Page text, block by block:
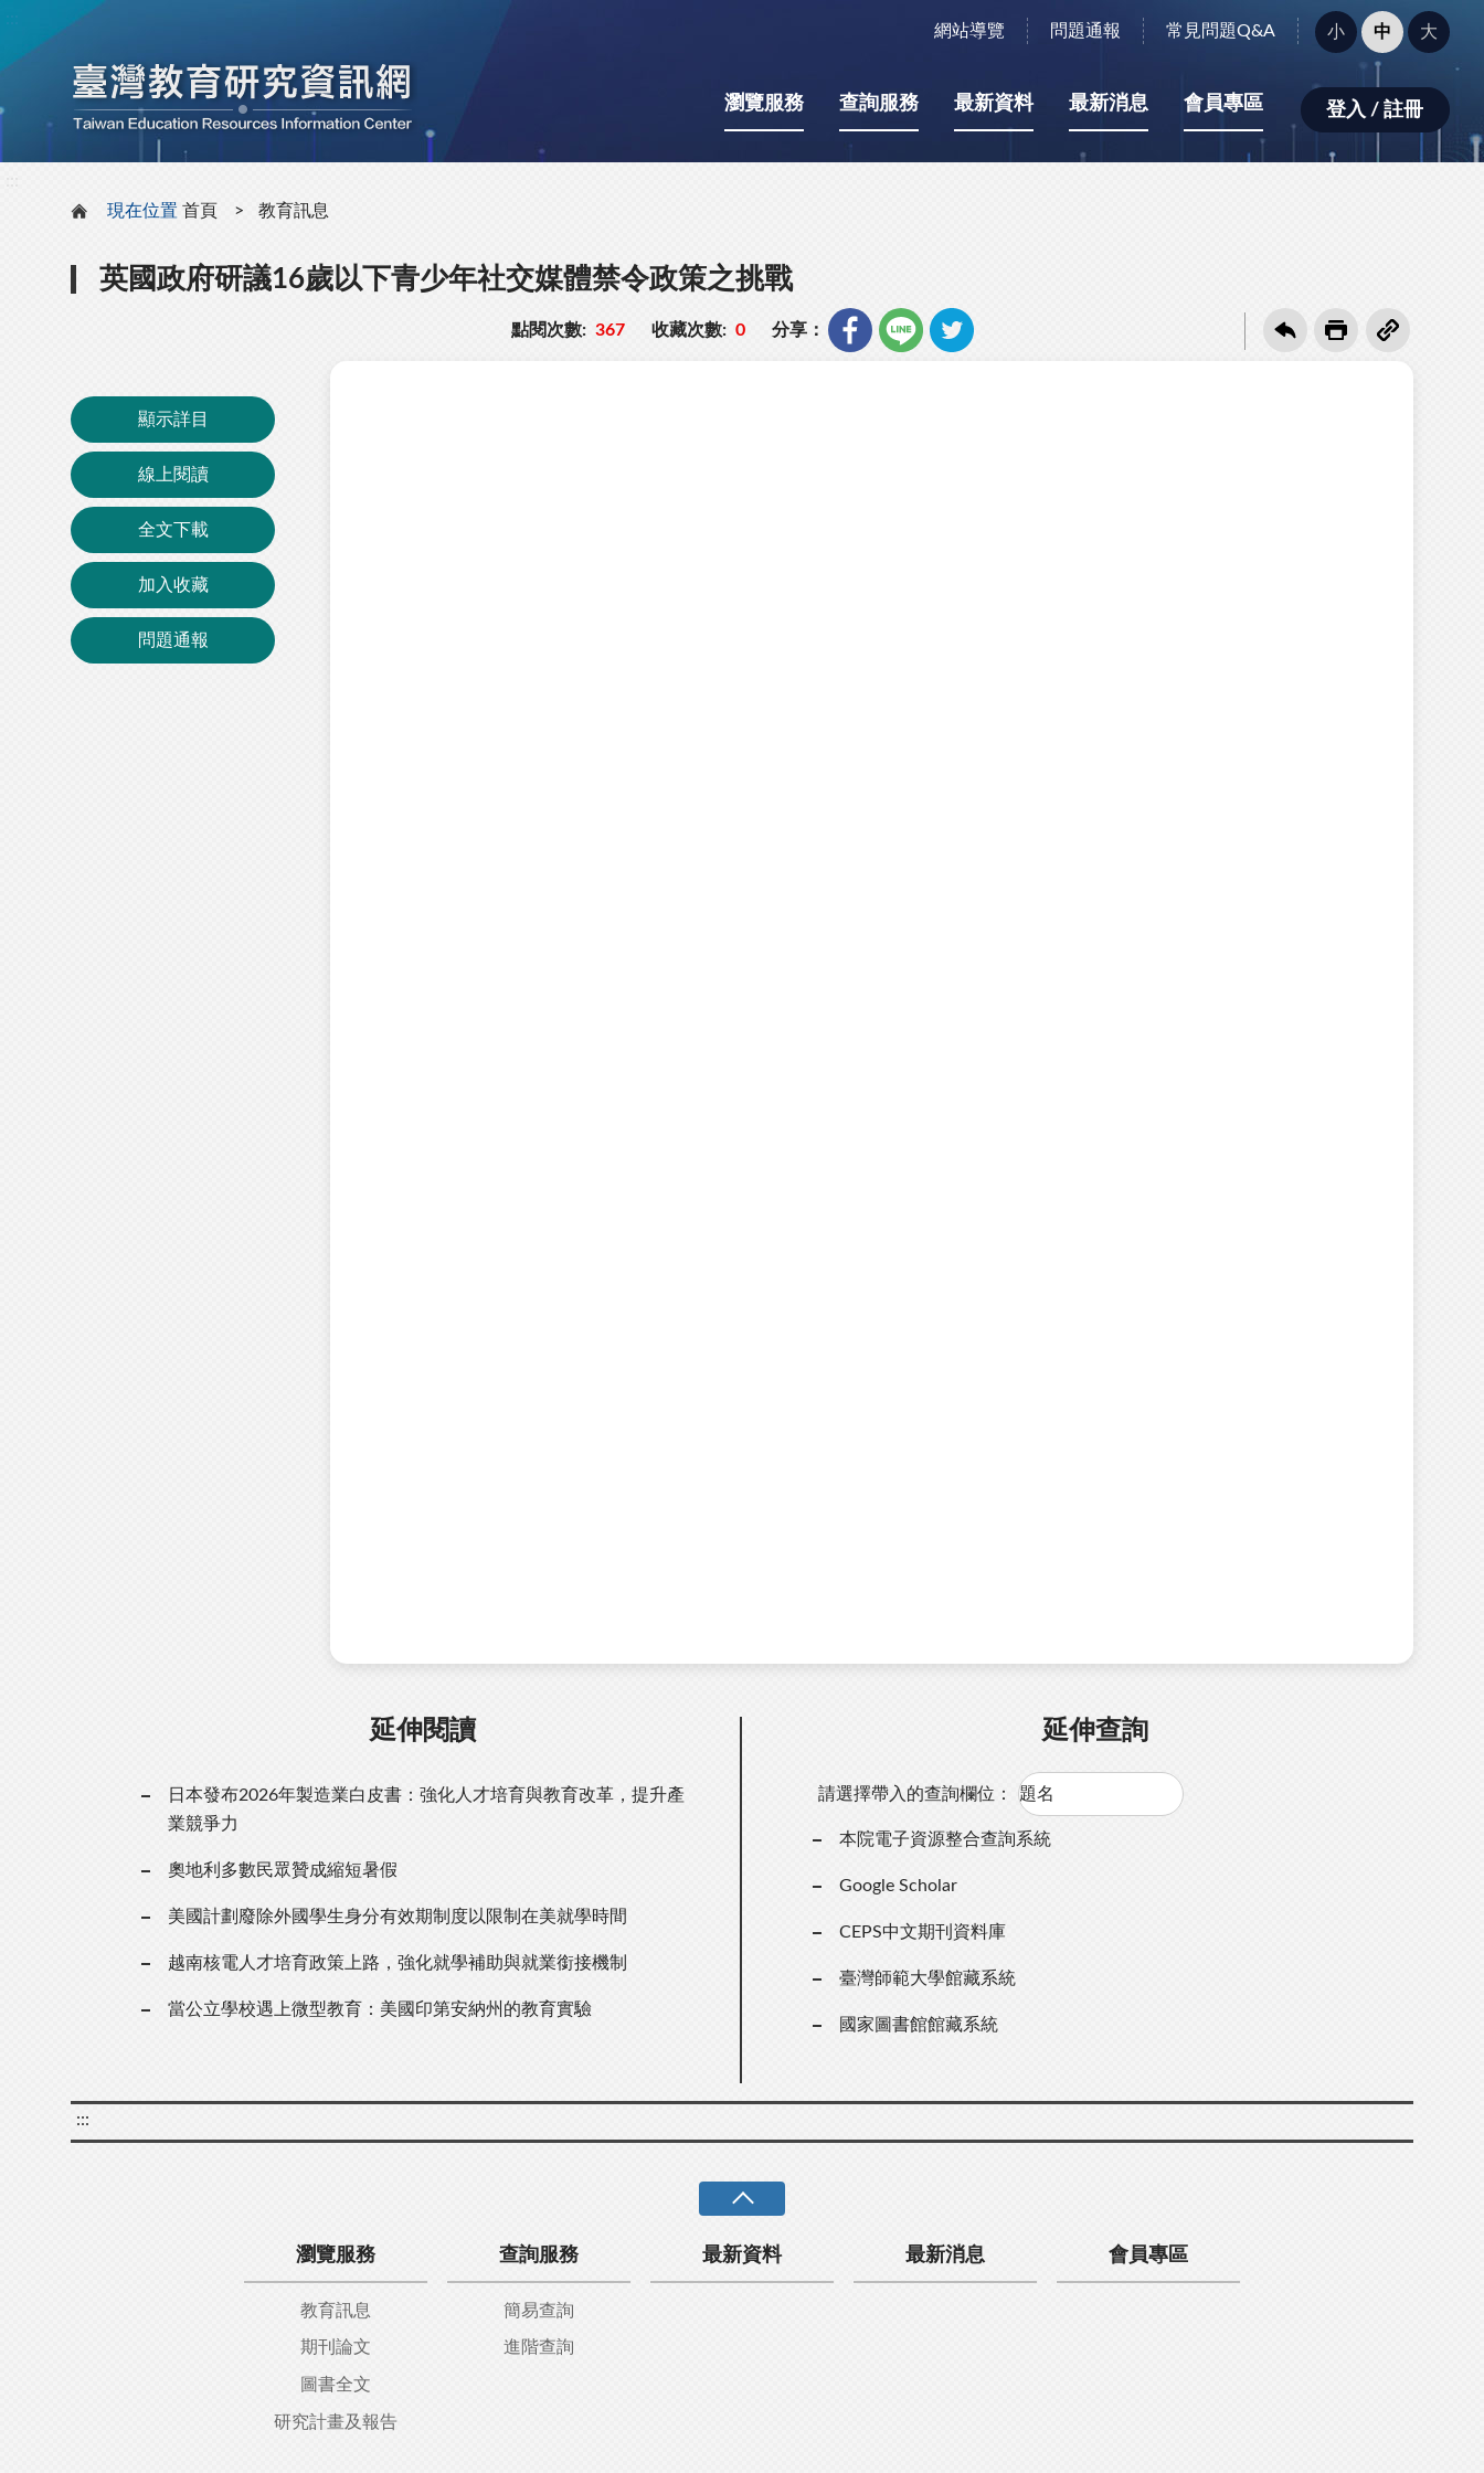
網站導覽 問題通報 常見問題Q&A
字
型
小：
小 中 大
瀏覽服務 查詢服務 最新資料 最新消息 會員專區 登入 / 註冊
現在位置 首頁 教育訊息
英國政府研議16歲以下青少年社交媒體禁令政策之挑戰
點閱次數: 367 收藏次數: 0 分享：
顯示詳目
線上閱讀
全文下載
加入收藏
問題通報
延伸閱讀
日本發布2026年製造業白皮書：強化人才培育與教育改革，提升產
業競爭力
奧地利多數民眾贊成縮短暑假
美國計劃廢除外國學生身分有效期制度以限制在美就學時間
越南核電人才培育政策上路，強化就學補助與就業銜接機制
當公立學校遇上微型教育：美國印第安納州的教育實驗
延伸查詢
請選擇帶入的查詢欄位：
本院電子資源整合查詢系統
Google Scholar
CEPS中文期刊資料庫
臺灣師範大學館藏系統
國家圖書館館藏系統
:::
瀏覽服務
教育訊息
期刊論文
圖書全文
研究計畫及報告
查詢服務
簡易查詢
進階查詢
最新資料 最新消息 會員專區